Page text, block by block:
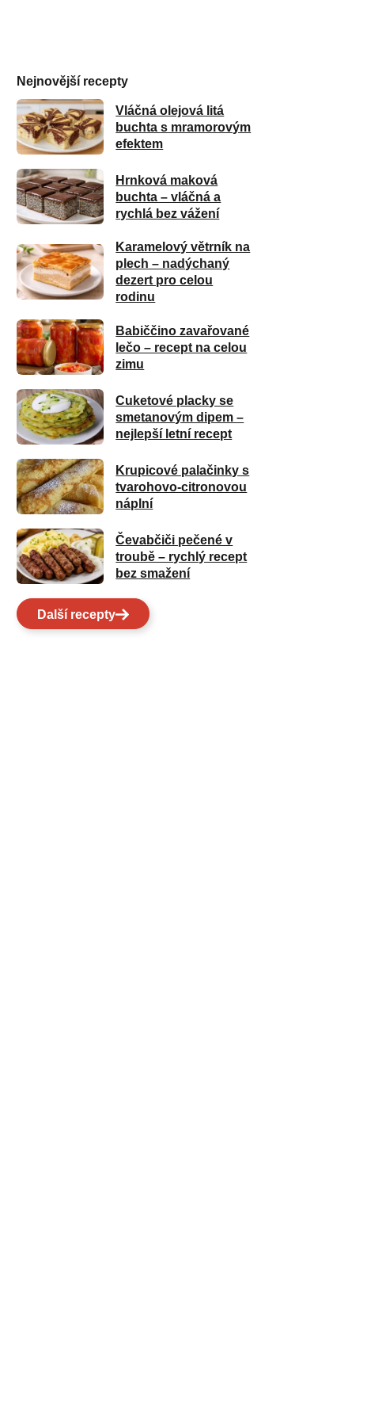
Nejnovější recepty
Vláčná olejová litá
buchta s mramorovým
efektem
Hrnková maková
buchta – vláčná a
rychlá bez vážení
Karamelový větrník na
plech – nadýchaný
dezert pro celou
rodinu
Babiččino zavařované
lečo – recept na celou
zimu
Cuketové placky se
smetanovým dipem –
nejlepší letní recept
Krupicové palačinky s
tvarohovo-citronovou
náplní
Čevabčiči pečené v
troubě – rychlý recept
bez smažení
Další recepty